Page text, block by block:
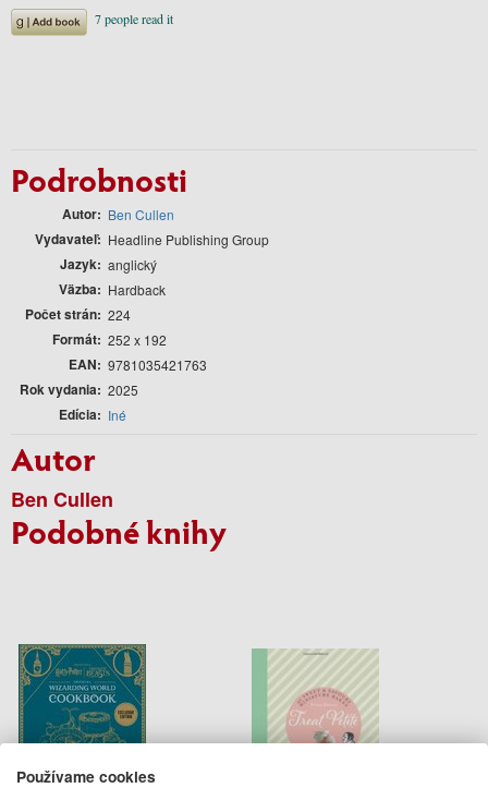
Podrobnosti
Autor Ben Cullen
Vydavateľ Headline Publishing Group
Jazyk anglický
Väzba Hardback
Počet strán 224
Formát 252 x 192
EAN 9781035421763
Rok vydania 2025
Edícia Iné
Autor
Ben Cullen
Podobné knihy
Používame cookies